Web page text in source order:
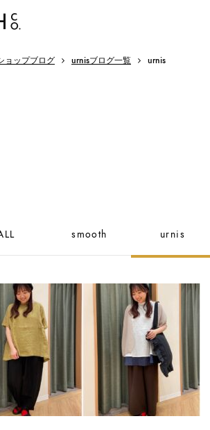
ョップブログ urnisブログ一覧 urnis
smooth urnis